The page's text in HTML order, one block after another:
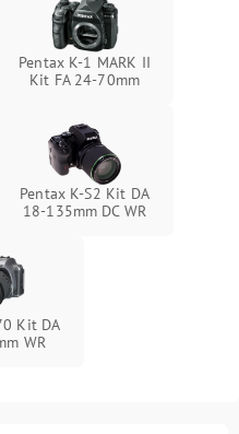
Pentax K-1 MARK II
Kit FA 24-70mm
Pentax K-S2 Kit DA
18-135mm DC WR
Kit DA
WR